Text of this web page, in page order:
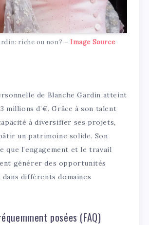
riche ou non? – Image Source
de Blanche Gardin atteint
millions d’€. Grâce à son talent
à diversifier ses projets,
un patrimoine solide. Son
que l’engagement et le travail
générer des opportunités
dans différents domaines
posées (FAQ)